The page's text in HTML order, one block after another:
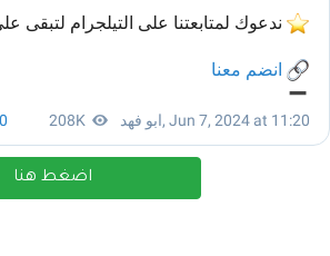
اضغط هنا